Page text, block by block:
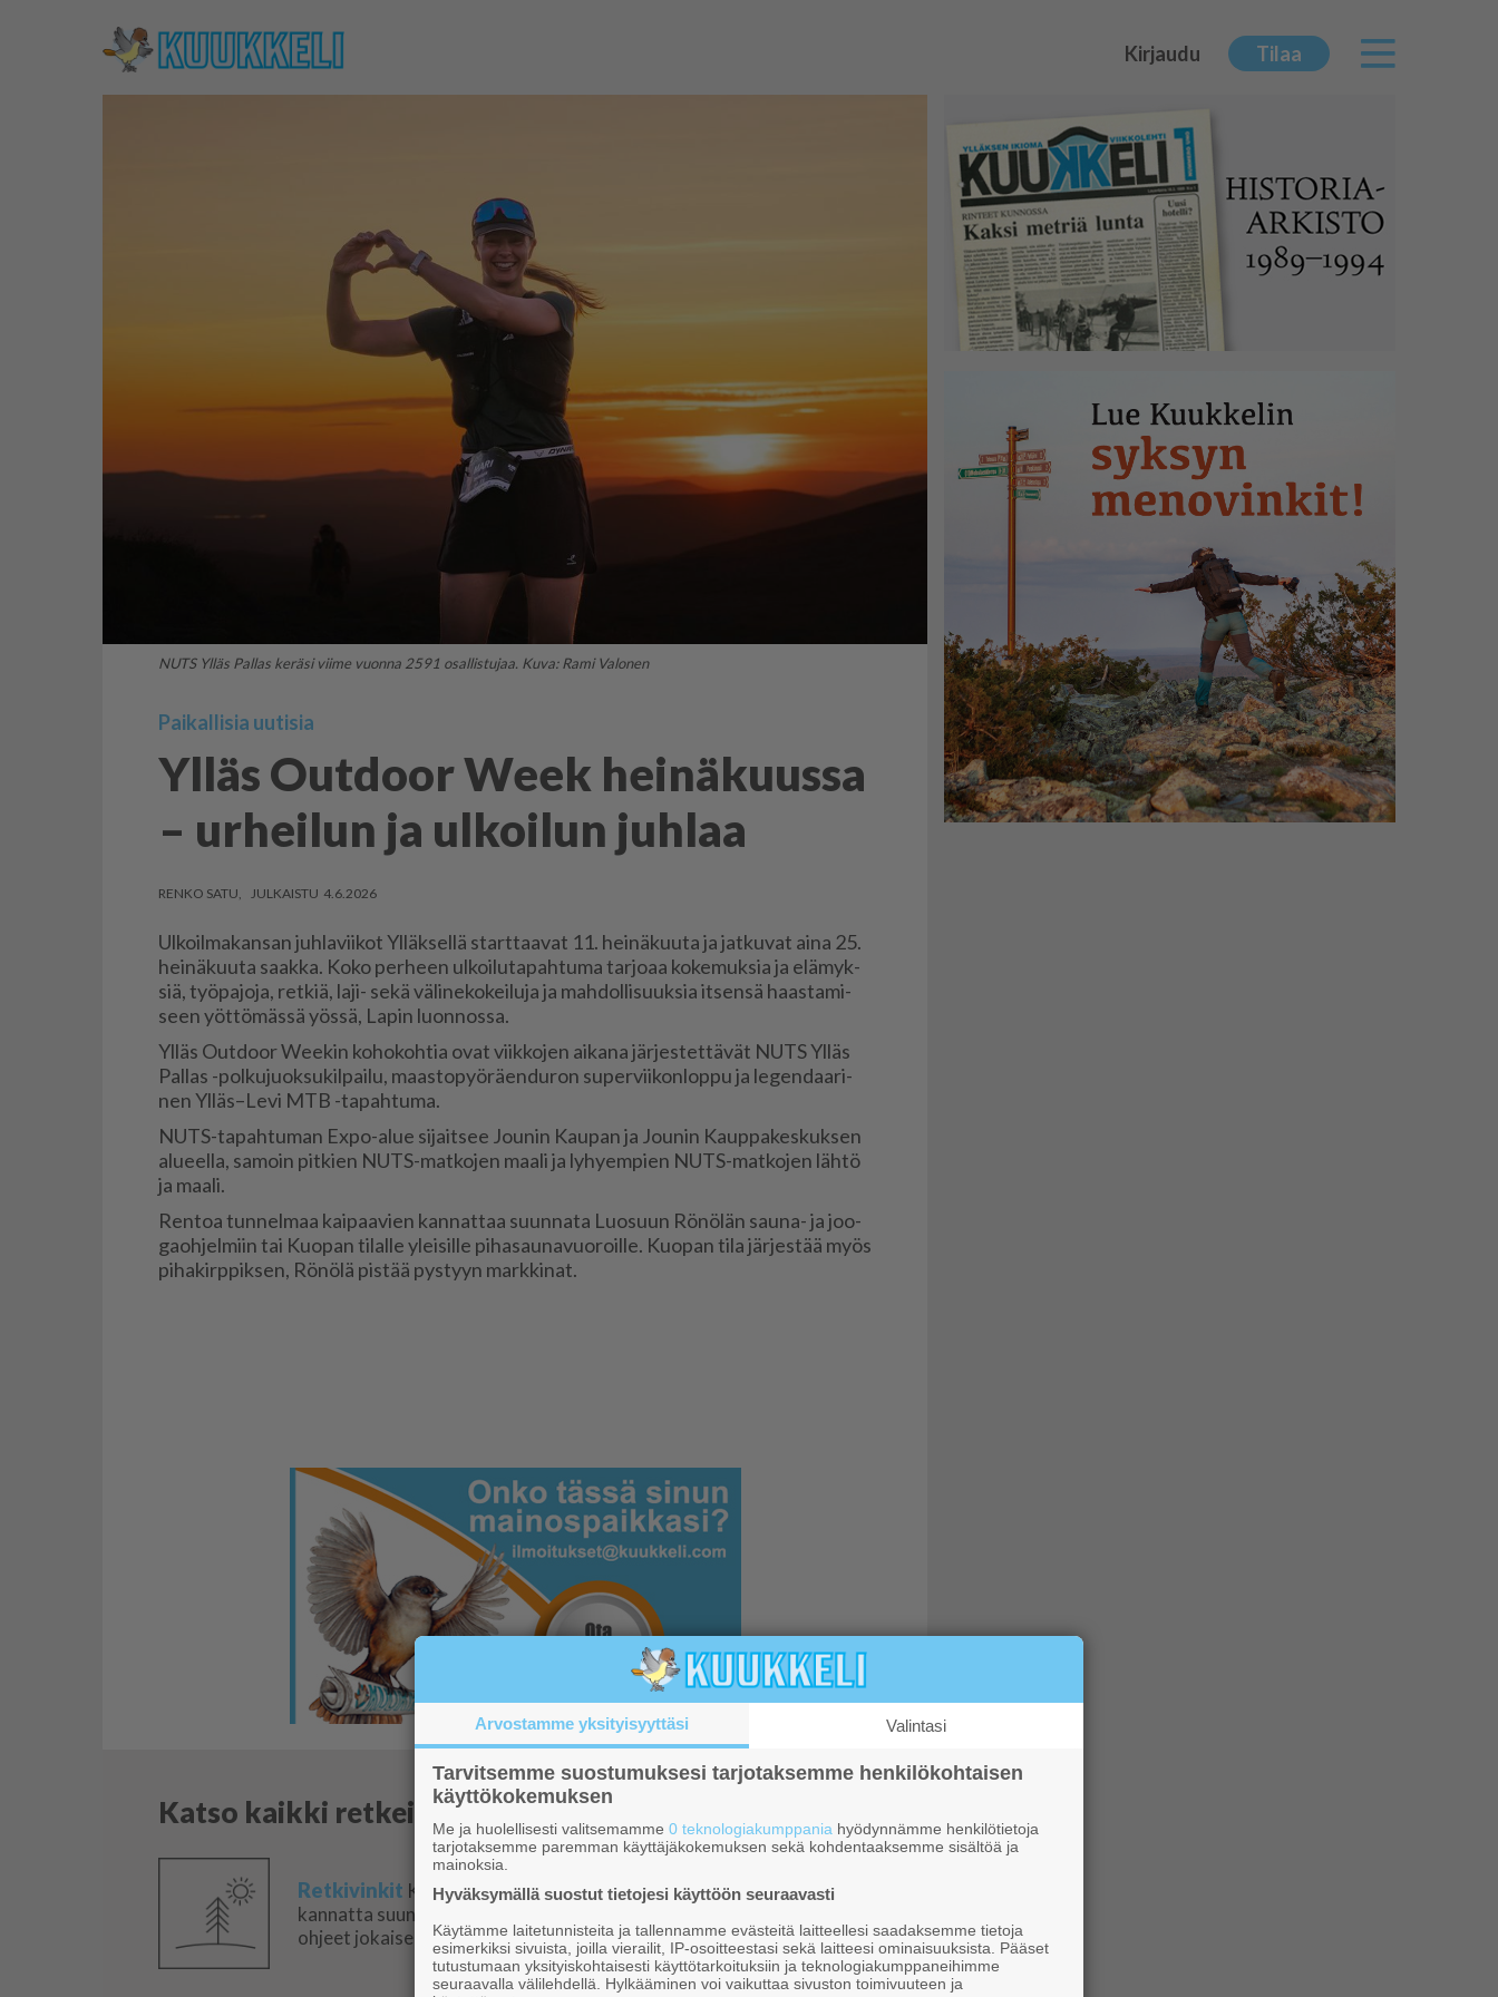
Kirjaudu Tilaa
NUTS Ylläs Pallas keräsi viime vuonna 2591 osallistujaa. Kuva: Rami Valonen
Paikallisia uutisia
Ylläs Outdoor Week heinäkuussa
– urheilun ja ulkoilun juhlaa
RENKO SATU 4.6.2026
Ul­koil­ma­kan­san juh­la­vii­kot Yl­läk­sel­lä start­taa­vat 11. hei­nä­kuu­ta ja jat­ku­vat ai­na 25.
hei­nä­kuu­ta saak­ka. Koko per­heen ul­koi­lu­ta­pah­tu­ma tar­jo­aa ko­ke­muk­sia ja elä­myk­
siä, työ­pa­jo­ja, ret­kiä, laji- sekä vä­li­ne­ko­kei­lu­ja ja mah­dol­li­suuk­sia it­sen­sä haas­ta­mi­
seen yöt­tö­mäs­sä yös­sä, La­pin luon­nos­sa.
Yl­läs Out­door Wee­kin ko­ho­koh­tia ovat viik­ko­jen ai­ka­na jär­jes­tet­tä­vät NUTS Yl­läs
Pal­las -pol­ku­juok­su­kil­pai­lu, maas­to­pyö­rä­en­du­ron su­per­vii­kon­lop­pu ja le­gen­daa­ri­
nen Yl­läs–Levi MTB -ta­pah­tu­ma.
NUTS-ta­pah­tu­man Ex­po-alue si­jait­see Jou­nin Kau­pan ja Jou­nin Kaup­pa­kes­kuk­sen
alu­eel­la, sa­moin pit­kien NUTS-mat­ko­jen maa­li ja ly­hy­em­pien NUTS-mat­ko­jen läh­tö
ja maa­li.
Ren­toa tun­nel­maa kai­paa­vien kan­nat­taa suun­na­ta Luo­suun Rö­nö­län sau­na- ja joo­
ga­oh­jel­miin tai Kuo­pan ti­lal­le ylei­sil­le pi­ha­sau­na­vuo­roil­le. Kuo­pan tila jär­jes­tää myös
pi­ha­kirp­pik­sen, Rö­nö­lä pis­tää pys­tyyn mark­ki­nat.
Katso kaikki retkeilyvinkit
Retkivinkit Katso mihin Ylläksellä ja lähistöllä
kannatta suunnata retkeilemään. Parhaat vinkit ja
ohjeet jokaiselle vuodenajalle
Arvostamme yksityisyyttäsi Valintasi
Tarvitsemme suostumuksesi tarjotaksemme henkilökohtaisen
käyttökokemuksen
Me ja huolellisesti valitsemamme 0 teknologiakumppania hyödynnämme henkilötietoja
tarjotaksemme paremman käyttäjäkokemuksen sekä kohdentaaksemme sisältöä ja
mainoksia.
Hyväksymällä suostut tietojesi käyttöön seuraavasti
Käytämme laitetunnisteita ja tallennamme evästeitä laitteellesi saadaksemme tietoja
esimerkiksi sivuista, joilla vierailit, IP-osoitteestasi sekä laitteesi ominaisuuksista. Pääset
tutustumaan yksityiskohtaisesti käyttötarkoituksiin ja teknologiakumppaneihimme
seuraavalla välilehdellä. Hylkääminen voi vaikuttaa sivuston toimivuuteen ja